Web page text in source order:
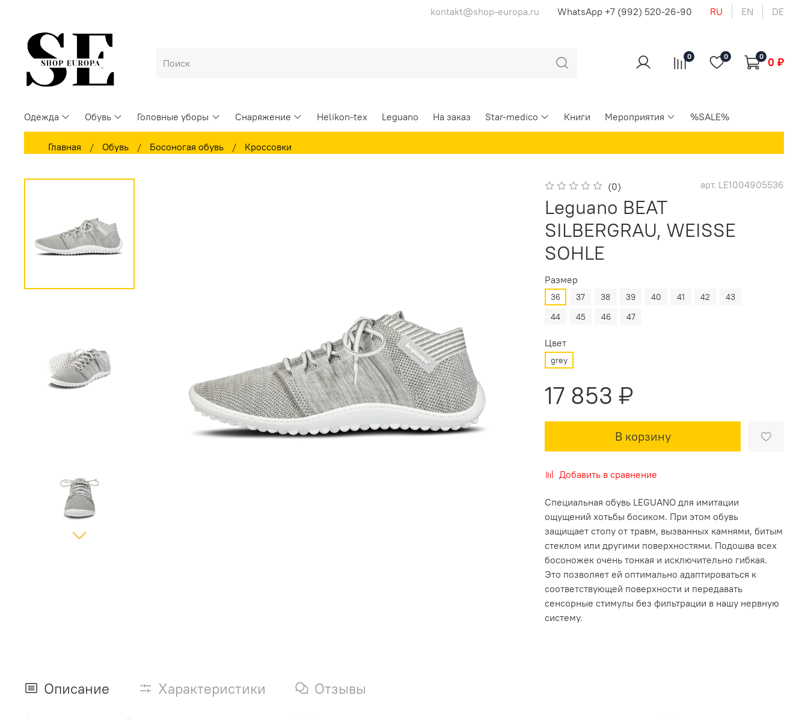
kontakt@shop-europa.ru WhatsApp +7 (992) 520-26-90 RU EN DE
0 0 0 0 ₽
Одежда Обувь Головные уборы Снаряжение Helikon-tex Leguano На заказ Star-medico Книги Мероприятия %SALE%
Главная Обувь Босоногая обувь Кроссовки
(0) арт. LE1004905536
Leguano BEAT
SILBERGRAU, WEISSE
SOHLE
Размер
36 37 38 39 40 41 42
43
44
45 46 47
Цвет
grey
17 853 ₽
В корзину
Добавить в сравнение
Специальная обувь LEGUANO для имитации
ощущений хотьбы босиком. При этом обувь
защищает стопу от травм, вызванных камнями, битым
стеклом или другими поверхностями. Подошва всех
босоножек очень тонкая и исключительно гибкая.
Это позволяет ей оптимально адаптироваться к
соответствующей поверхности и передавать
сенсорные стимулы без фильтрации в нашу нервную
систему.
Описание Характеристики Отзывы